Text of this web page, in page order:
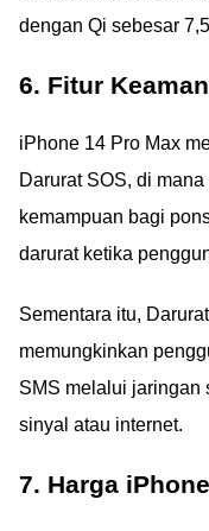
dengan Qi sebesar
6. Fitur
iPhone 14 Pro Max
Darurat SOS, di
kemampuan bagi
darurat ketika
Sementara itu,
memungkinkan
SMS melalui jaringan
sinyal atau internet.
7. Harga